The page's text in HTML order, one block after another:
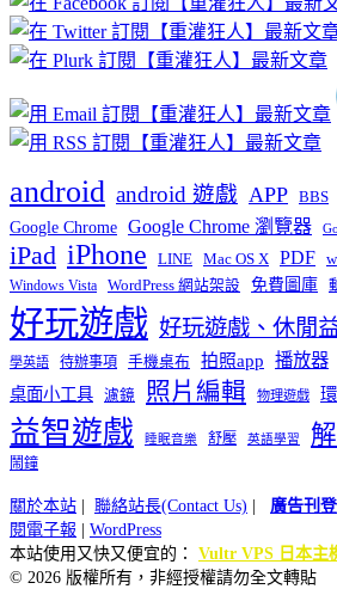
分
類
android android 遊戲 APP BBS
Google Chrome Google Chrome 瀏覽器
iPad iPhone LINE Mac OS X PDF
Windows Vista WordPress 網站架設 免費圖庫
好玩遊戲 好玩遊戲、休閒
學英語 待辦事項 手機桌布 拍照app 播放器
桌面小工具 濾鏡 照片編輯 物理遊戲
益智遊戲 睡眠音樂 舒壓 英語學習
鬧鐘
關於本站 聯絡站長(Contact Us) 廣告刊登
閱電子報
WordPress
本站使用又快又便宜的： Vultr VPS 日本主
© 2026 版權所有，非經授權請勿全文轉貼